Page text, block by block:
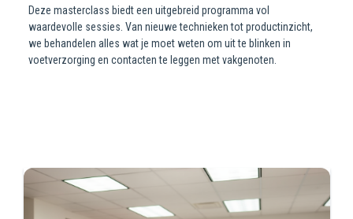
Deze masterclass biedt een uitgebreid programma vol
waardevolle sessies. Van nieuwe technieken tot productinzicht,
we behandelen alles wat je moet weten om uit te blinken in
voetverzorging en contacten te leggen met vakgenoten.